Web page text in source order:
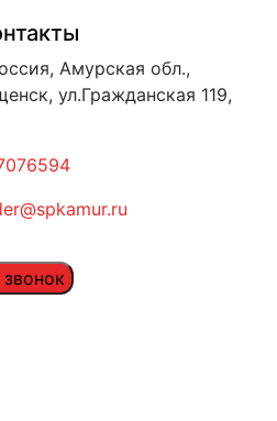
Амурская обл.,
ул.Гражданская 119,
звонок